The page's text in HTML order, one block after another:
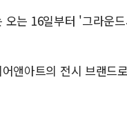
한
민
뉴
유
는 16일부터 '그라운
앤아트의 전시 브랜드